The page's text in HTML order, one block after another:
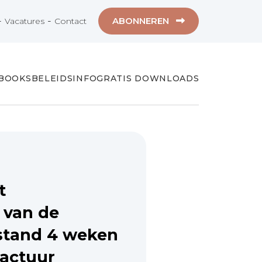
Vacatures - Contact ABONNEREN
BELEIDSINFOGRATIS DOWNLOADS
de
4 weken